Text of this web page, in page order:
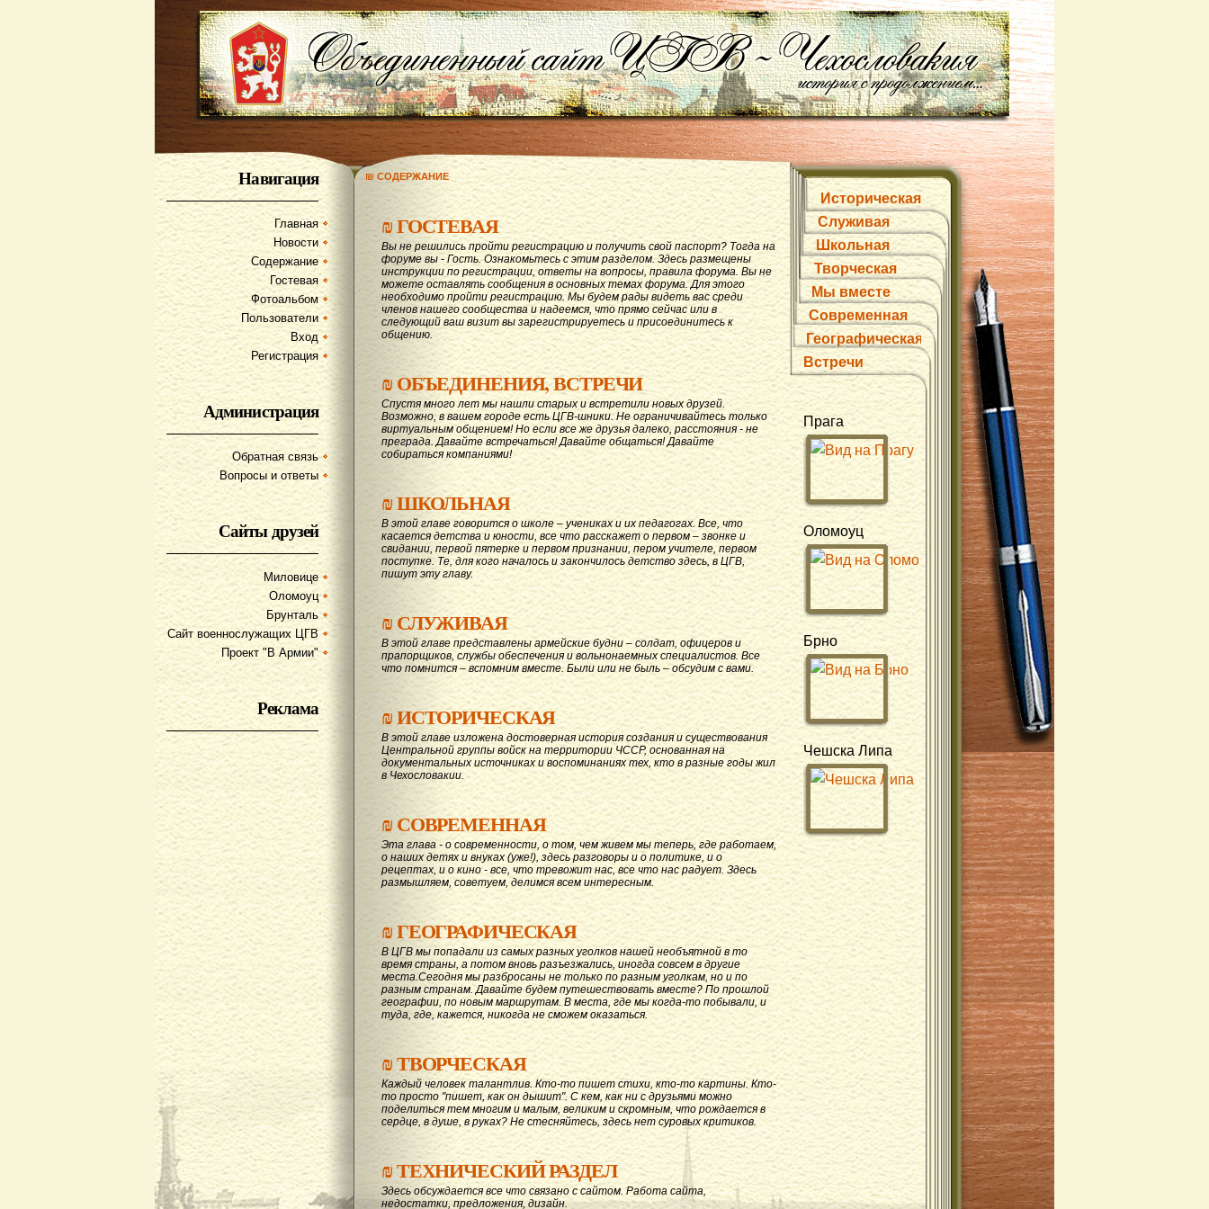
Навигация
Главная
Новости
Содержание
Гостевая
Фотоальбом
Пользователи
Вход
Регистрация
Администрация
Обратная связь
Вопросы и ответы
Сайты друзей
Миловице
Оломоуц
Брунталь
Сайт военнослужащих ЦГВ
Проект "В Армии"
Реклама
₪ СОДЕРЖАНИЕ
₪ГОСТЕВАЯ
Вы не решились пройти регистрацию и получить свой паспорт? Тогда на
форуме вы - Гость. Ознакомьтесь с этим разделом. Здесь размещены
инструкции по регистрации, ответы на вопросы, правила форума. Вы не
можете оставлять сообщения в основных темах форума. Для этого
необходимо пройти регистрацию. Мы будем рады видеть вас среди
членов нашего сообщества и надеемся, что прямо сейчас или в
следующий ваш визит вы зарегистрируетесь и присоединитесь к
общению.
₪ОБЪЕДИНЕНИЯ, ВСТРЕЧИ
Спустя много лет мы нашли старых и встретили новых друзей.
Возможно, в вашем городе есть ЦГВ-шники. Не ограничивайтесь только
виртуальным общением! Но если все же друзья далеко, расстояния - не
преграда. Давайте вcтречаться! Давайте общаться! Давайте
собираться компаниями!
₪ШКОЛЬНАЯ
В этой главе говорится о школе – учениках и их педагогах. Все, что
касается детства и юности, все что расскажет о первом – звонке и
свидании, первой пятерке и первом признании, пером учителе, первом
поступке. Те, для кого началось и закончилось детство здесь, в ЦГВ,
пишут эту главу.
₪СЛУЖИВАЯ
В этой главе представлены армейские будни – солдат, офицеров и
прапорщиков, службы обеспечения и вольнонаемных специалистов. Все
что помнится – вспомним вместе. Были или не быль – обсудим с вами.
₪ИСТОРИЧЕСКАЯ
В этой главе изложена достоверная история создания и существования
Центральной группы войск на территории ЧССР, основанная на
документальных источниках и воспоминаниях тех, кто в разные годы жил
в Чехословакии.
₪СОВРЕМЕННАЯ
Эта глава - о современности, о том, чем живем мы теперь, где работаем,
о наших детях и внуках (уже!), здесь разговоры и о политике, и о
рецептах, и о кино - все, что тревожит нас, все что нас радует. Здесь
размышляем, советуем, делимся всем интересным.
₪ГЕОГРАФИЧЕСКАЯ
В ЦГВ мы попадали из самых разных уголков нашей необъятной в то
время страны, а потом вновь разъезжались, иногда совсем в другие
места.Сегодня мы разбросаны не только по разным уголкам, но и по
разным странам. Давайте будем путешествовать вместе? По прошлой
географии, по новым маршрутам. В места, где мы когда-то побывали, и
туда, где, кажется, никогда не сможем оказаться.
₪ТВОРЧЕСКАЯ
Каждый человек талантлив. Кто-то пишет стихи, кто-то картины. Кто-
то просто "пишет, как он дышит". С кем, как ни с друзьями можно
поделиться тем многим и малым, великим и скромным, что рождается в
сердце, в душе, в руках? Не стесняйтесь, здесь нет суровых критиков.
₪ТЕХНИЧЕСКИЙ РАЗДЕЛ
Здесь обсуждается все что связано с сайтом. Работа сайта,
недостатки, предложения, дизайн.
Историческая
Служивая
Школьная
Творческая
Мы вместе
Современная
Географическая
Встречи
Прага
Оломоуц
Брно
Чешска Липа